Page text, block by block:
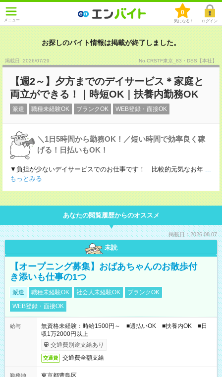
メニュー
0
気になる！ ログイン
お探しのバイト情報は掲載が終了しました。
掲載日 :2026/07/29 No.CRSTF東京_83・DSS【本社】
【週2～】夕方までのデイサービス＊家庭と
両立ができる！｜時短OK｜扶養内勤務OK
派遣 職種未経験OK ブランクOK WEB登録・面接OK
＼1日5時間から勤務OK！／短い時間で効率良く稼
げる！日払いもOK！
▼負担が少ないデイサービスでのお仕事です！ 比較的元気なお年 ...
もっとみる
あなたの閲覧履歴からのオススメ
掲載日：2026.08.07
未読
【オープニング募集】おばあちゃんのお散歩付
き添いも仕事の1つ
派遣 職種未経験OK 社会人未経験OK
ブランクOK
WEB登録・面接OK
給与
無資格未経験：時給1500円～ ■週払いOK ■扶養内OK ■日
収1万2000円以上
交通費別途支給あり
交通費 交通費全額支給
勤務地
東京都豊島区